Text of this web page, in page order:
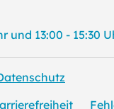
und 13:00 - 15:30